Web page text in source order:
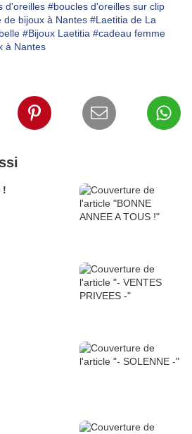
d'oreilles #boucles d'oreilles sur clip
de bijoux à Nantes #Laetitia de La
#Bijoux Laetitia #cadeau femme
à Nantes
!